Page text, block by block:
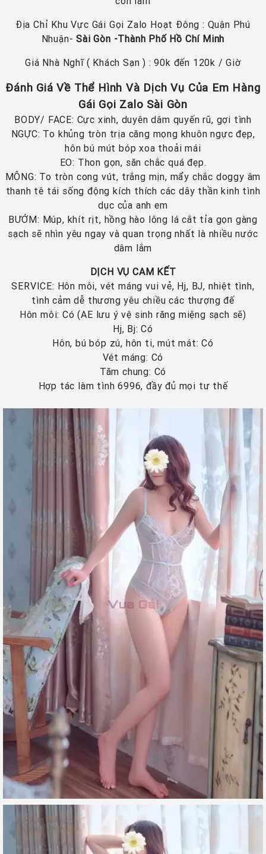
Địa Chỉ Khu Vực Gái Gọi Zalo Hoạt Đông : Quận Phú
Nhuận-Sài Gòn -Thành Phố Hồ Chí Minh
Giá Nhà Nghĩ ( Khách Sạn ) : 90k đến 120k / Giờ
Đánh Giá Về Thể Hình Và Dịch Vụ Của Em Hàng
Gái Gọi Zalo Sài Gòn
BODY/ FACE: Cực xinh, duyên dâm quyến rũ, gợi tình
NGỰC: To khủng tròn trịa căng mọng khuôn ngực đẹp,
hôn bú mút bóp xoa thoải mái
EO: Thon gọn, săn chắc quá đẹp.
MÔNG: To tròn cong vút, trắng mịn, mẩy chắc doggy âm
thanh tê tái sống động kích thích các dây thần kinh tình
dục của anh em
BƯỚM: Múp, khít rịt, hồng hào lông lá cắt tỉa gọn gàng
sạch sẽ nhìn yêu ngay và quan trọng nhất là nhiều nước
dâm lắm
DỊCH VỤ CAM KẾT
SERVICE: Hôn môi, vét máng vui vẻ, Hj, BJ, nhiệt tình,
tình cảm dễ thương yêu chiều các thượng đế
Hôn môi: Có (AE lưu ý vệ sinh răng miệng sạch sẽ)
Hj, Bj: Có
Hôn, bú bóp zú, hôn ti, mút mát: Có
Vét máng: Có
Tăm chung: Có
Hợp tác làm tình 6996, đầy đủ mọi tư thế